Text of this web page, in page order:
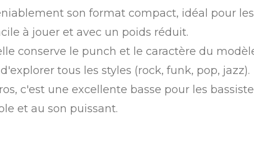
son format compact, idéal pour
à jouer et avec un poids réduit.
conserve le punch et le caractère du
tous les styles (rock, funk, pop, jazz).
c'est une excellente basse pour les
et au son puissant.